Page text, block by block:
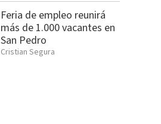
Feria de empleo reunirá
más de 1.000 vacantes en
San Pedro
Cristian Segura